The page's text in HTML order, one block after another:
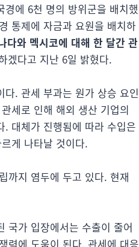
에 6천 명의 방위군을 배치했
통제에 자금과 요원을 배치하
다와 멕시코에 대해 한 달간 관
겠다고 지난 6일 밝혔다.
다. 관세 부과는 원가 상승 요인
세로 인해 해외 생산 기업의
대체가 진행됨에 따라 수입은
게 나타날 것이다.
까지 염두에 두고 있다. 현재
국가 입장에서는 수출이 줄어
력에 도움이 된다. 관세에 대응